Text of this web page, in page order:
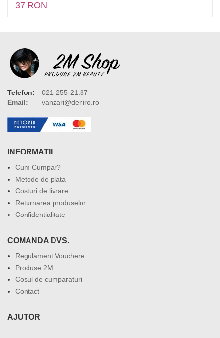
37 RON
Telefon:
021-255-21.87
Email:
vanzari@deniro.ro
INFORMATII
Cum Cumpar?
Metode de plata
Costuri de livrare
Returnarea produselor
Confidentialitate
COMANDA DVS.
Regulament Vouchere
Produse 2M
Cosul de cumparaturi
Contact
AJUTOR